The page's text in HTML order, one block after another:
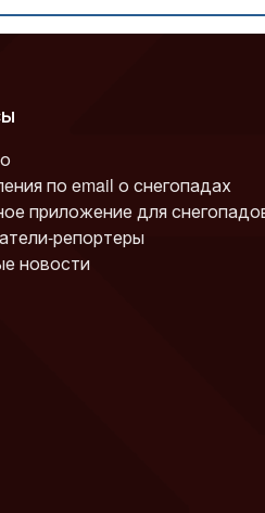
по email о снегопадах
приложение для
репортеры
новости